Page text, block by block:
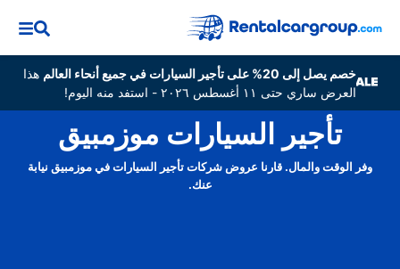
خصم يصل إلى 20% على تأجير السيارات في جميع أنحاء العالم
هذا
العرض ساري حتى ١١ أغسطس ٢٠٢٦ - استفد منه اليوم!
تأجير السيارات موزمبيق
وفر الوقت والمال. قارنا عروض شركات تأجير السيارات في موزمبيق نيابة
عنك.